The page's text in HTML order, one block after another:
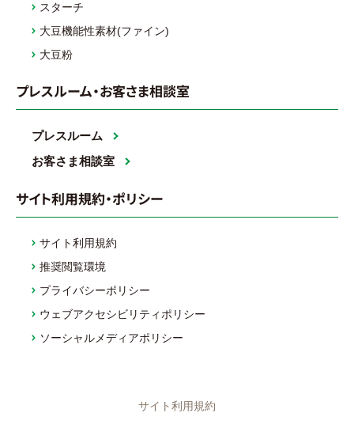
スターチ
大豆機能性素材(ファイン)
大豆粉
プレスルーム・お客さま相談室
プレスルーム
お客さま相談室
サイト利用規約・ポリシー
サイト利用規約
推奨閲覧環境
プライバシーポリシー
ウェブアクセシビリティポリシー
ソーシャルメディアポリシー
サイト利用規約